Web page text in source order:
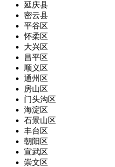
延庆县
密云县
平谷区
怀柔区
大兴区
昌平区
顺义区
通州区
房山区
门头沟区
海淀区
石景山区
丰台区
朝阳区
宣武区
崇文区